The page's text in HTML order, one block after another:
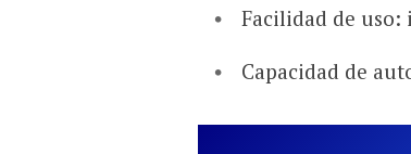
Facilidad de
Capacidad de